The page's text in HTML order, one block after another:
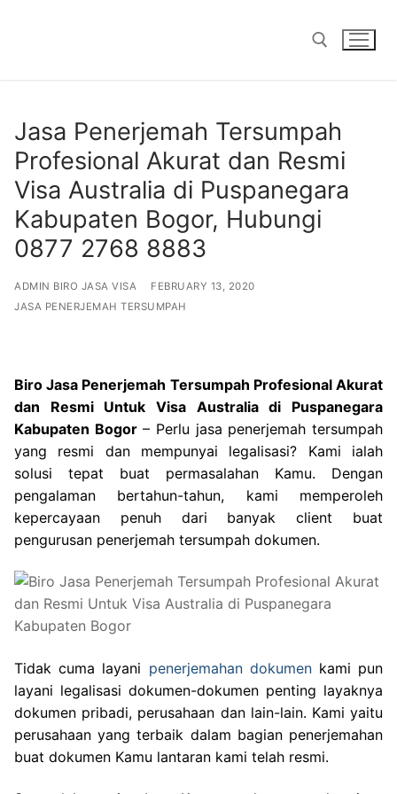
Jasa Penerjemah Tersumpah
Profesional Akurat dan Resmi
Visa Australia di Puspanegara
Kabupaten Bogor, Hubungi
0877 2768 8883
ADMIN BIRO JASA VISA
FEBRUARY 13, 2020
JASA PENERJEMAH TERSUMPAH
Biro Jasa Penerjemah Tersumpah Profesional Akurat
dan Resmi Untuk Visa Australia di Puspanegara
Kabupaten Bogor– Perlu jasa penerjemah tersumpah
yang resmi dan mempunyai legalisasi? Kami ialah
solusi tepat buat permasalahan Kamu. Dengan
pengalaman bertahun-tahun, kami memperoleh
kepercayaan penuh dari banyak client buat
pengurusan penerjemah tersumpah dokumen.
Tidak cuma layani penerjemahan dokumenkami pun
layani legalisasi dokumen-dokumen penting layaknya
dokumen pribadi, perusahaan dan lain-lain. Kami yaitu
perusahaan yang terbaik dalam bagian penerjemahan
buat dokumen Kamu lantaran kami telah resmi.